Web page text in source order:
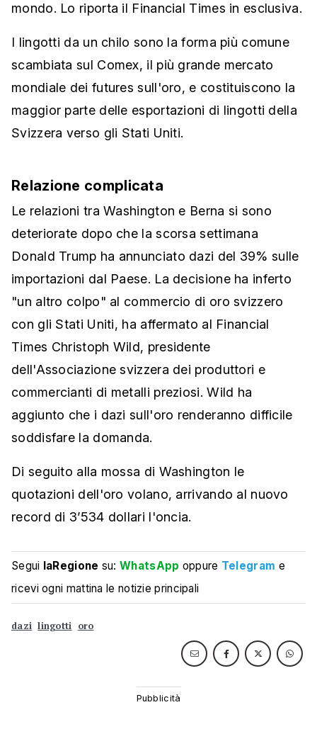
mondo. Lo riporta il Financial Times in esclusiva.
I lingotti da un chilo sono la forma più comune
scambiata sul Comex, il più grande mercato
mondiale dei futures sull'oro, e costituiscono la
maggior parte delle esportazioni di lingotti della
Svizzera verso gli Stati Uniti.
Relazione complicata
Le relazioni tra Washington e Berna si sono
deteriorate dopo che la scorsa settimana
Donald Trump ha annunciato dazi del 39% sulle
importazioni dal Paese. La decisione ha inferto
"un altro colpo" al commercio di oro svizzero
con gli Stati Uniti, ha affermato al Financial
Times Christoph Wild, presidente
dell'Associazione svizzera dei produttori e
commercianti di metalli preziosi. Wild ha
aggiunto che i dazi sull'oro renderanno difficile
soddisfare la domanda.
Di seguito alla mossa di Washington le
quotazioni dell'oro volano, arrivando al nuovo
record di 3’534 dollari l'oncia.
Segui laRegione su:WhatsApp oppure Telegram e
ricevi ogni mattina le notizie principali
dazi lingotti oro